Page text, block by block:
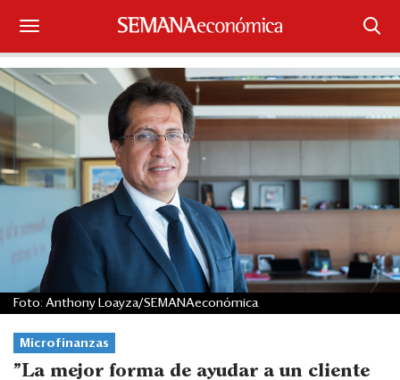
Suscríbase
Iniciar sesión
Portada
¿Qué está pasando?
Sectores y Empresas
Management
Economía y Finanzas
Microfinanzas
"La mejor forma de ayudar a un cliente
Foto: Anthony Loayza/SEMANAeconómica